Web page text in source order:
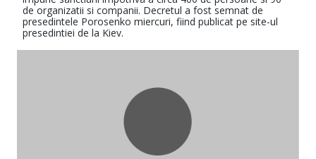
de organizatii si companii. Decretul a fost semnat de
presedintele Porosenko miercuri, fiind publicat pe site-ul
presedintiei de la Kiev.